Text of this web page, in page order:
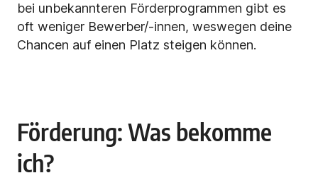
bei unbekannteren Förderprogrammen gibt es
oft weniger Bewerber/-innen, weswegen deine
Chancen auf einen Platz steigen können.
Förderung: Was bekomme
ich?